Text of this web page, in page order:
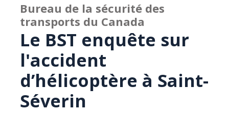
Bureau de la sécurité des
transports du Canada
Le BST enquête sur
l'accident
d’hélicoptère à Saint-
Séverin